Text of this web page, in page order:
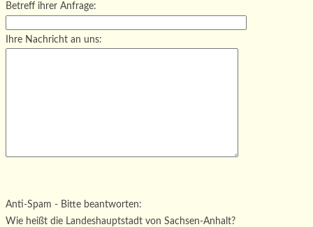
Betreff ihrer Anfrage:
Ihre Nachricht an uns:
Bitte lasse dieses Feld leer.
Anti-Spam - Bitte beantworten:
Wie heißt die Landeshauptstadt von Sachsen-Anhalt?